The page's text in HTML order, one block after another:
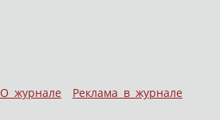
О журнале
Реклама в журнале